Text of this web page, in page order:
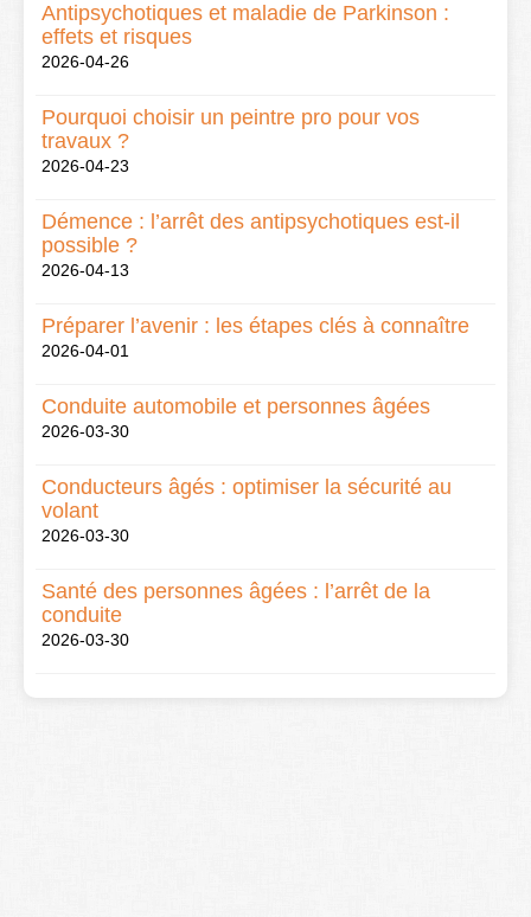
Antipsychotiques et maladie de Parkinson :
effets et risques
2026-04-26
Pourquoi choisir un peintre pro pour vos
travaux ?
2026-04-23
Démence : l’arrêt des antipsychotiques est-il
possible ?
2026-04-13
Préparer l’avenir : les étapes clés à connaître
2026-04-01
Conduite automobile et personnes âgées
2026-03-30
Conducteurs âgés : optimiser la sécurité au
volant
2026-03-30
Santé des personnes âgées : l’arrêt de la
conduite
2026-03-30